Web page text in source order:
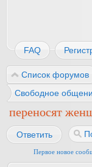
FAQ
Список форумов
Свободное
переносят
Ответить
Первое новое